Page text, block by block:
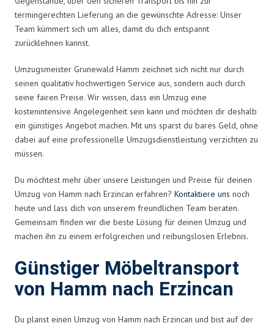
termingerechten Lieferung an die gewünschte Adresse: Unser
Team kümmert sich um alles, damit du dich entspannt
zurücklehnen kannst.
Umzugsmeister Grunewald Hamm zeichnet sich nicht nur durch
seinen qualitativ hochwertigen Service aus, sondern auch durch
seine fairen Preise. Wir wissen, dass ein Umzug eine
kostenintensive Angelegenheit sein kann und möchten dir deshalb
ein günstiges Angebot machen. Mit uns sparst du bares Geld, ohne
dabei auf eine professionelle Umzugsdienstleistung verzichten zu
müssen.
Du möchtest mehr über unsere Leistungen und Preise für deinen
Umzug von Hamm nach Erzincan erfahren? Kontaktiere uns noch
heute und lass dich von unserem freundlichen Team beraten.
Gemeinsam finden wir die beste Lösung für deinen Umzug und
machen ihn zu einem erfolgreichen und reibungslosen Erlebnis.
Günstiger Möbeltransport
von Hamm nach Erzincan
Du planst einen Umzug von Hamm nach Erzincan und bist auf der